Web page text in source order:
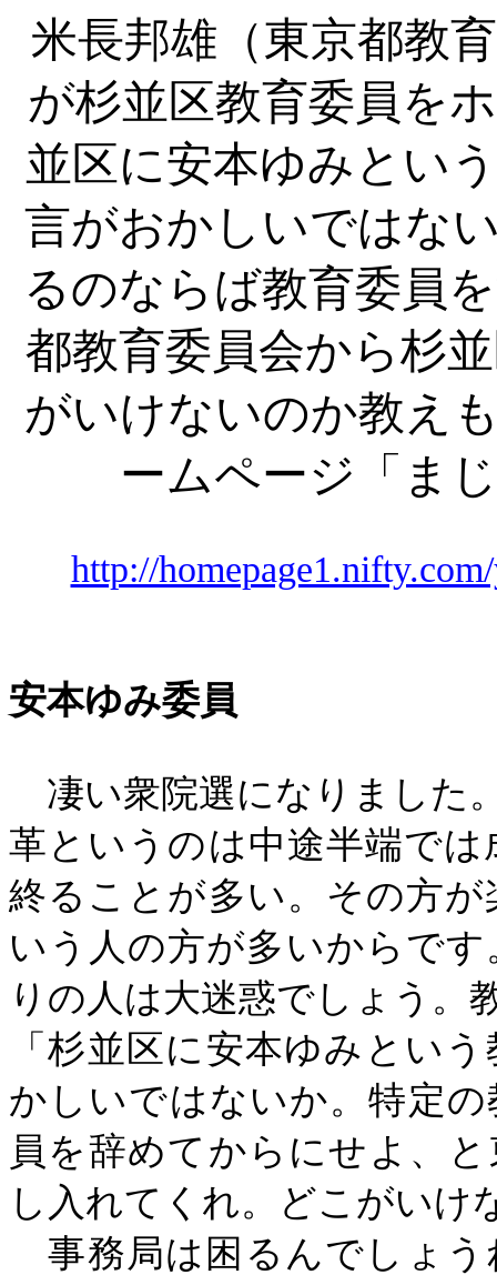
米長邦雄（東京都教
が杉並区教育委員を
並区に安本ゆみとい
言がおかしいではな
るのならば教育委員
都教育委員会から杉
がいけないのか教え
ームページ「ま
http://
安本ゆみ委員
凄い衆院選になりました
革というのは中途半端で
終ることが多い。その方
いう人の方が多いからで
りの人は大迷惑でしょう。
「杉並区に安本ゆみとい
かしいではないか。特定
員を辞めてからにせよ、
し入れてくれ。どこがいけ
事務局は困るんでしょう